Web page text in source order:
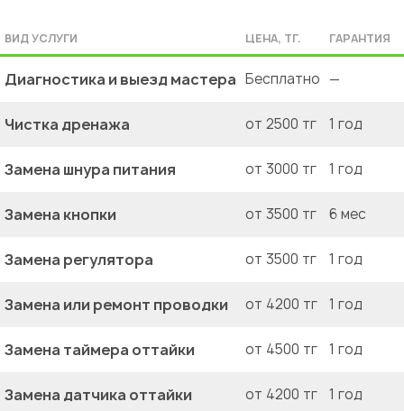
ВИД УСЛУГИ ЦЕНА, ТГ. ГАРАНТИЯ
Диагностика и выезд мастера Бесплатно —
Чистка дренажа от 2500 тг 1 год
Замена шнура питания от 3000 тг 1 год
Замена кнопки от 3500 тг 6 мес
Замена регулятора от 3500 тг 1 год
Замена или ремонт проводки от 4200 тг 1 год
Замена таймера оттайки от 4500 тг 1 год
Замена датчика оттайки от 4200 тг 1 год